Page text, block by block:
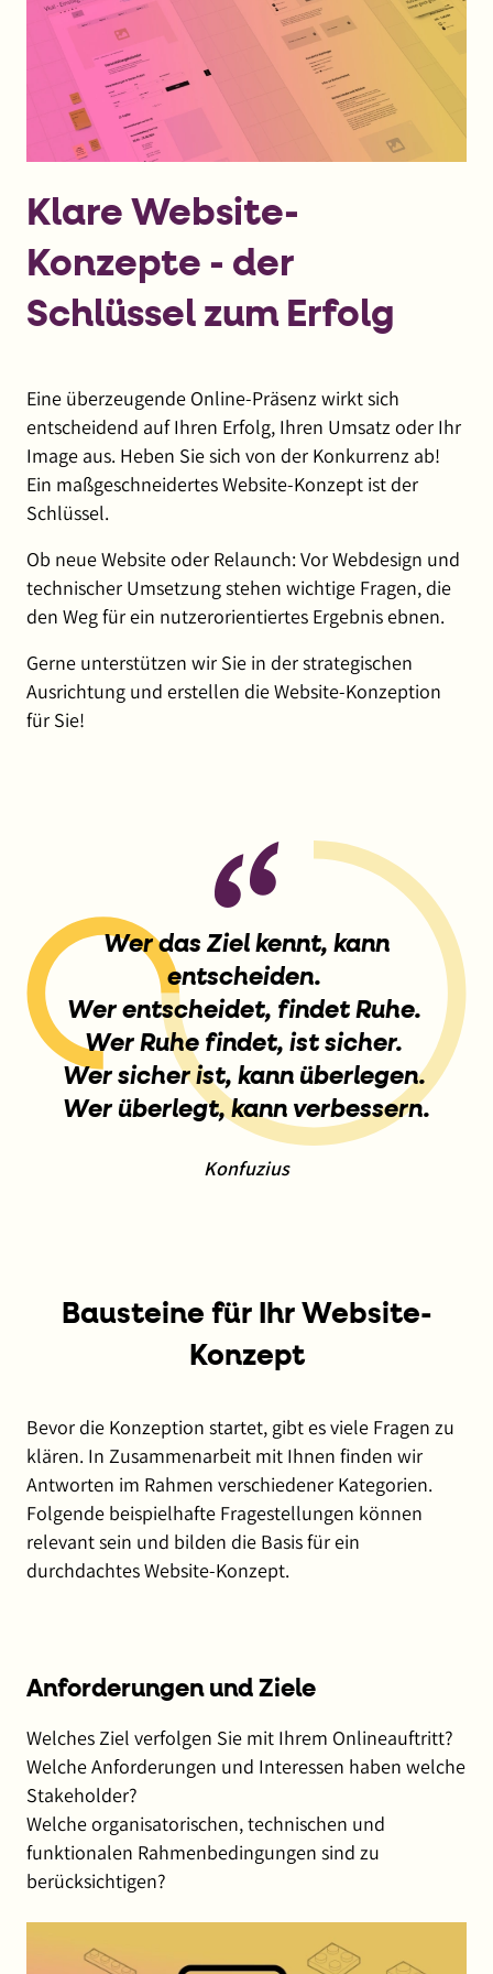
Klare Website-
Konzepte - der
Schlüssel zum Erfolg
Eine überzeugende Online-Präsenz wirkt sich
entscheidend auf Ihren Erfolg, Ihren Umsatz oder Ihr
Image aus. Heben Sie sich von der Konkurrenz ab!
Ein maßgeschneidertes Website-Konzept ist der
Schlüssel.
Ob neue Website oder Relaunch: Vor Webdesign und
technischer Umsetzung stehen wichtige Fragen, die
den Weg für ein nutzerorientiertes Ergebnis ebnen.
Gerne unterstützen wir Sie in der strategischen
Ausrichtung und erstellen die Website-Konzeption
für Sie!
Wer das Ziel kennt, kann
entscheiden.
Wer entscheidet, findet Ruhe.
Wer Ruhe findet, ist sicher.
Wer sicher ist, kann überlegen.
Wer überlegt, kann verbessern.
Konfuzius
Bausteine für Ihr Website-
Konzept
Bevor die Konzeption startet, gibt es viele Fragen zu
klären. In Zusammenarbeit mit Ihnen finden wir
Antworten im Rahmen verschiedener Kategorien.
Folgende beispielhafte Fragestellungen können
relevant sein und bilden die Basis für ein
durchdachtes Website-Konzept.
Anforderungen und Ziele
Welches Ziel verfolgen Sie mit Ihrem Onlineauftritt?
Welche Anforderungen und Interessen haben welche
Stakeholder?
Welche organisatorischen, technischen und
funktionalen Rahmenbedingungen sind zu
berücksichtigen?